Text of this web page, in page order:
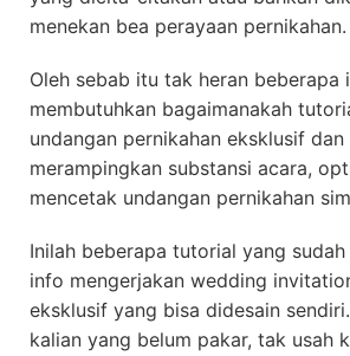
menekan bea perayaan pernikahan.
Oleh sebab itu tak heran beberapa
membutuhkan bagaimanakah
undangan pernikahan eksklusif dan
merampingkan substansi acara,
mencetak undangan pernikahan
Inilah beberapa tutorial yang
info mengerjakan wedding
eksklusif yang bisa didesain
kalian yang belum pakar, tak usah